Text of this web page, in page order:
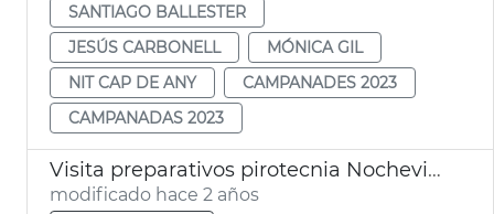
SANTIAGO BALLESTER
JESÚS CARBONELL
MÓNICA GIL
NIT CAP DE ANY
CAMPANADES 2023
CAMPANADAS 2023
Visita preparativos pirotecnia Nochevieja
modificado hace 2 años